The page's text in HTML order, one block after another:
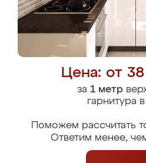
Цена: от
за 1 метр
гарнитура
Поможем рассчитать
Ответим менее,